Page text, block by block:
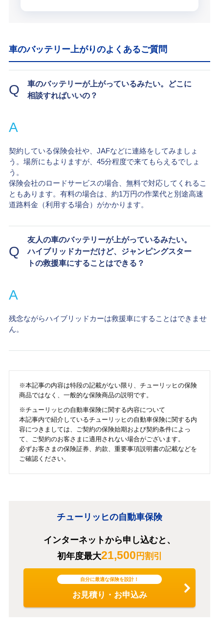
車のバッテリー上がりのよくあるご質問
Q
車のバッテリーが上がっているみたい。どこに
相談すればいいの？
A
契約している保険会社や、JAFなどに連絡をしてみましょ
う。場所にもよりますが、45分程度で来てもらえるでしょ
う。
保険会社のロードサービスの場合、無料で対応してくれるこ
ともあります。有料の場合は、約1万円の作業代と別途高速
道路料金（利用する場合）がかかります。
Q
友人の車のバッテリーが上がっているみたい。
ハイブリッドカーだけど、ジャンピングスター
トの救援車にすることはできる？
A
残念ながらハイブリッドカーは救援車にすることはできませ
ん。
※本記事の内容は特段の記載がない限り、チューリッヒの保険
商品ではなく、一般的な保険商品の説明です。
※チューリッヒの自動車保険に関する内容について
本記事内で紹介しているチューリッヒの自動車保険に関する内
容につきましては、ご契約の保険始期および契約条件によっ
て、ご契約のお客さまに適用されない場合がございます。
必ずお客さまの保険証券、約款、重要事項説明書の記載などを
ご確認ください。
チューリッヒの自動車保険
インターネットから申し込むと、
初年度最大21,500 円割引
自分に最適な保険を設計！
お見積り・お申込み